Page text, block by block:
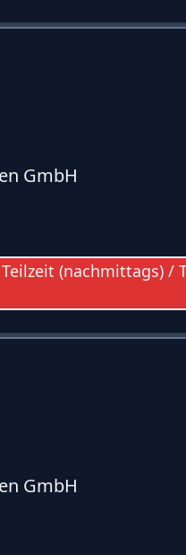
GmbH
(nachmittags) /
GmbH